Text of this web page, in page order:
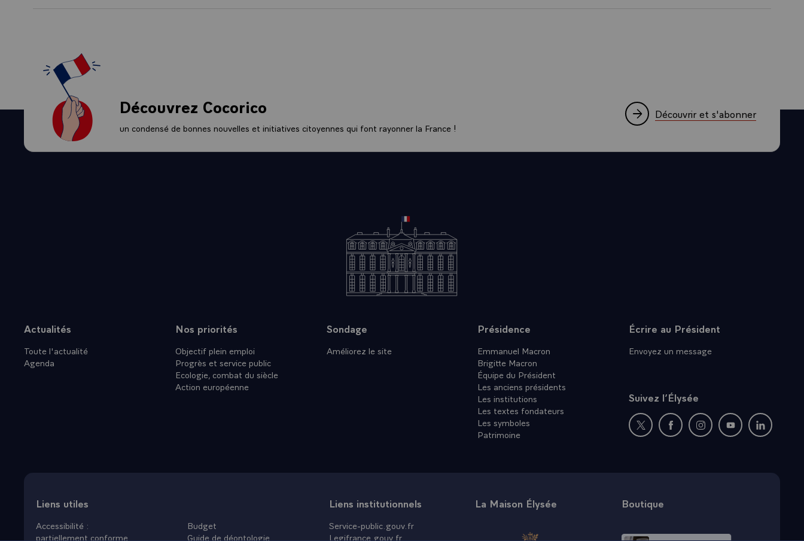
Découvrez Cocorico
un condensé de bonnes nouvelles et initiatives citoyennes qui font rayonner la France !
Découvrir et s'abonner
Plan du site
Actualités
Toute l'actualité
Agenda
Nos priorités
Objectif plein emploi
Progrès et service public
Ecologie, combat du siècle
Action européenne
Sondage
Améliorez le site
Présidence
Emmanuel Macron
Brigitte Macron
Équipe du Président
Les anciens présidents
Les institutions
Les textes fondateurs
Les symboles
Patrimoine
Écrire au Président
Envoyez un message
Suivez l’Élysée
Nouvelle fenêtre : rejoignez-nous sur
Nouvelle fenêtre : rejoignez-nous
Nouvelle fenêtre :
Nouvelle fenêtre :
Nouvelle
Liens utiles
Accessibilité :
partiellement conforme
Budget
Guide de déontologie
Liens institutionnels
Service-public.gouv.fr
Legifrance.gouv.fr
La Maison Élysée Boutique